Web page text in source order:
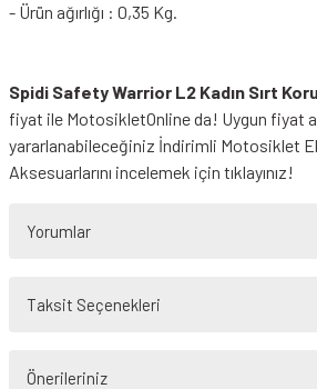
- Ürün ağırlığı : 0,35 Kg.
Spidi Safety Warrior L2 Kadın Sırt
fiyat ile MotosikletOnline da! Uygun fiyat
yararlanabileceğiniz İndirimli Motosiklet
Aksesuarlarını incelemek için tıklayınız!
Yorumlar
Taksit Seçenekleri
Önerileriniz